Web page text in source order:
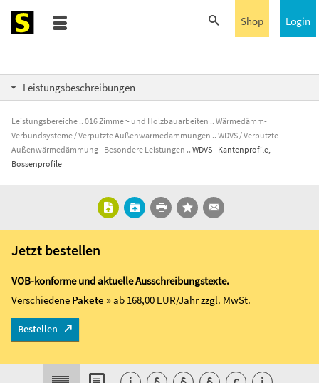
Login
Shop
Leistungsbeschreibungen
Leistungsbereiche 016 Zimmer- und Holzbauarbeiten
Wärmedämm-
Verbundsysteme / Verputzte Außenwärmedämmungen
WDVS / Verputzte
Außenwärmedämmung - Besondere Leistungen
WDVS - Kantenprofile,
Bossenprofile
Jetzt bestellen
VOB-konforme und aktuelle Ausschreibungstexte.
Verschiedene Pakete »ab 168,00 EUR/Jahrzzgl. MwSt.
Bestellen